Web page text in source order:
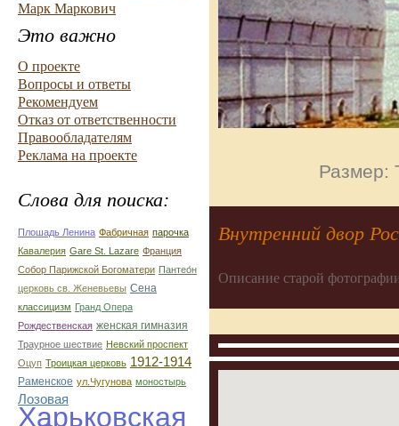
Марк Маркович
Это важно
О проекте
Вопросы и ответы
Рекомендуем
Отказ от ответственности
Правообладателям
Реклама на проекте
Слова для поиска:
Плошадь Ленина Фабричная парочка
Кавалерия Gare St. Lazare Франция
Собор Парижской Богоматери Пантео́н
церковь св. Женевьевы Сена
классицизм Гранд Опера
Рождественская женская гимназия
Траурное шествие Невский проспект
Оцуп Троицкая церковь 1912-1914
Раменское ул.Чугунова моностырь
Лозовая
Харьковская
Размер:
Внутренний двор
Описание старой